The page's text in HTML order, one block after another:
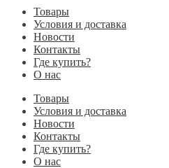
Товары
Условия и доставка
Новости
Контакты
Где купить?
О нас
Товары
Условия и доставка
Новости
Контакты
Где купить?
О нас